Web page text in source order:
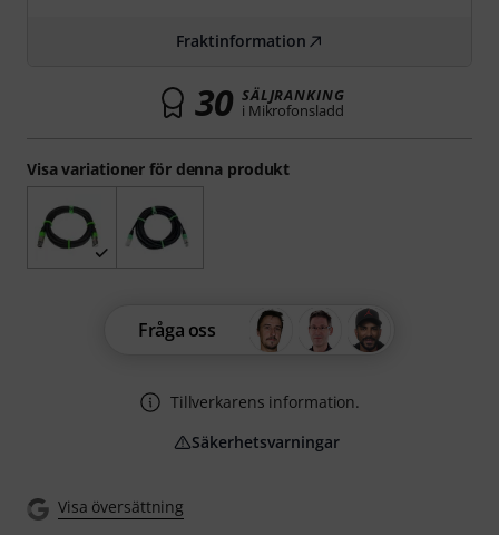
Visa översättning
Visa variationer för denna produkt
Fraktinformation
30 SÄLJRANKING
i Mikrofonsladd
Fråga oss
Tillverkarens information.
Säkerhetsvarningar